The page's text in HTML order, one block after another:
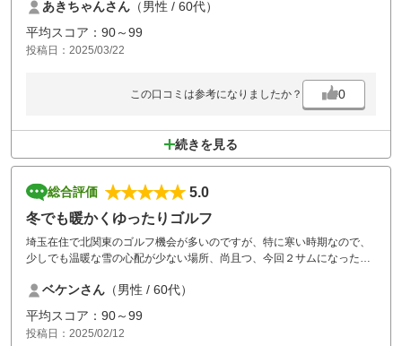
あきちゃんさん （男性 / 60代）
平均スコア：90～99
投稿日：2025/03/22
この口コミは参考になりましたか？ 0
続きを見る
総合評価
5.0
冬でも暖かくゆったりゴルフ
埼玉在住で北関東のゴルフ機会が多いのですが、特に寒い時期なので、
少しでも温暖な雪の心配が少ない場所、尚且つ、今回２サムになったの
と、同伴者が飛ばし屋なので比較的フェアウェイの広いところも条件
に。結果、コースのコンディション、グリーンスピードも含めて、非常
い満足度の高いラウンドができました。池がプレッシャーとして配置さ
れてるホールも結構あり、初見では難しいなと感じました。ボールも普
ベケンさん （男性 / 60代）
平均スコア：90～99
投稿日：2025/02/12